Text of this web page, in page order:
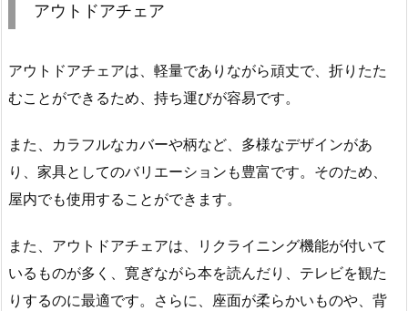
アウトドアチェア
アウトドアチェアは、軽量でありながら頑丈で、折りたた
むことができるため、持ち運びが容易です。
また、カラフルなカバーや柄など、多様なデザインがあ
り、家具としてのバリエーションも豊富です。そのため、
屋内でも使用することができます。
また、アウトドアチェアは、リクライニング機能が付いて
いるものが多く、寛ぎながら本を読んだり、テレビを観た
りするのに最適です。さらに、座面が柔らかいものや、背